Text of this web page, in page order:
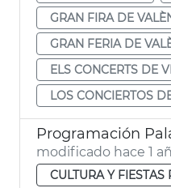
GRAN FIRA DE
GRAN FERIA DE
ELS CONCERTS DE
LOS CONCIERTOS
modificado hace 1
CULTURA Y FIESTAS